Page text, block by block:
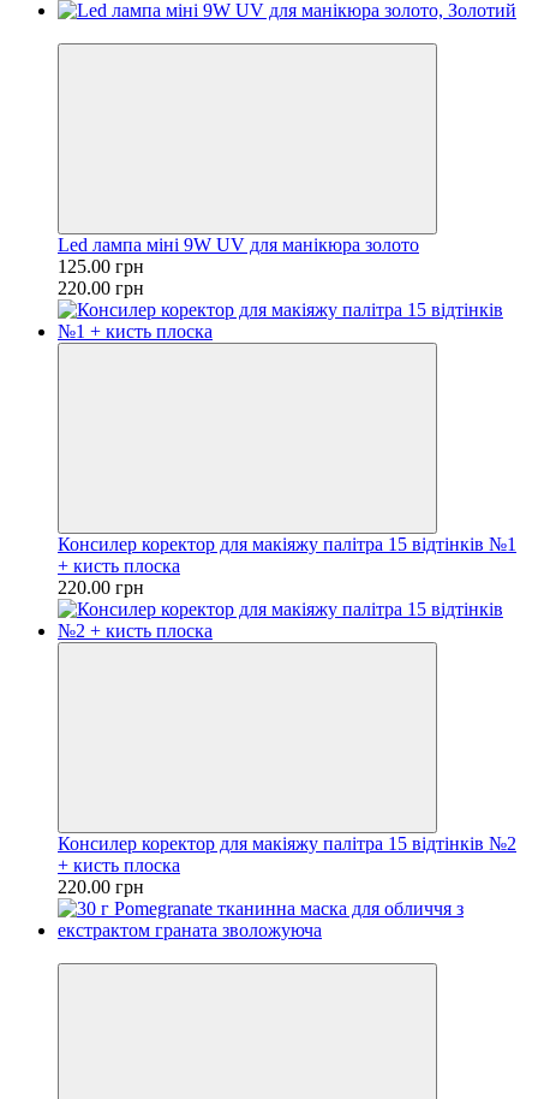
Led лампа міні 9W UV для манікюра золото
125.00 грн
220.00 грн
Консилер коректор для макіяжу палітра 15 відтінків №1
+ кисть плоска
220.00 грн
Консилер коректор для макіяжу палітра 15 відтінків №2
+ кисть плоска
220.00 грн